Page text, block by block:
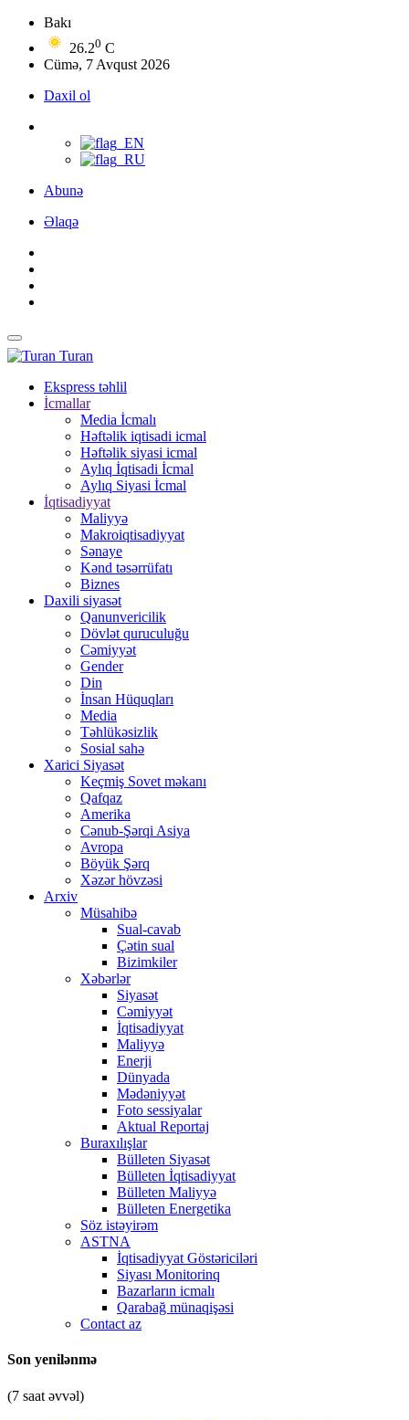
Bakı
26.20 C
Cümə, 7 Avqust 2026
Daxil ol
Abunə
Əlaqə
Turan
Ekspress təhlil
İcmallar
Media İcmalı
Həftəlik iqtisadi icmal
Həftəlik siyasi icmal
Aylıq İqtisadi İcmal
Aylıq Siyasi İcmal
İqtisadiyyat
Maliyyə
Makroiqtisadiyyat
Sənaye
Kənd təsərrüfatı
Biznes
Daxili siyasət
Qanunvericilik
Dövlət quruculuğu
Cəmiyyət
Gender
Din
İnsan Hüquqları
Media
Təhlükəsizlik
Sosial sahə
Xarici Siyasət
Keçmiş Sovet məkanı
Qafqaz
Amerika
Cənub-Şərqi Asiya
Avropa
Böyük Şərq
Xəzər hövzəsi
Arxiv
Müsahibə
Sual-cavab
Çətin sual
Bizimkiler
Xəbərlər
Siyasət
Cəmiyyət
İqtisadiyyat
Maliyyə
Enerji
Dünyada
Mədəniyyət
Foto sessiyalar
Aktual Reportaj
Buraxılışlar
Bülleten Siyasət
Bülleten İqtisadiyyat
Bülleten Maliyyə
Bülleten Energetika
Söz istəyirəm
ASTNA
İqtisadiyyat Göstəriciləri
Siyası Monitorinq
Bazarların icmalı
Qarabağ münaqişəsi
Contact az
Son yenilənmə
(7 saat əvvəl)